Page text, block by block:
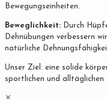
Bewegungseinheiten.
Beweglichkeit: Durch
Dehnübungen verbessern
natürliche
Unser Ziel: eine solide
sportlichen und alltäglichen